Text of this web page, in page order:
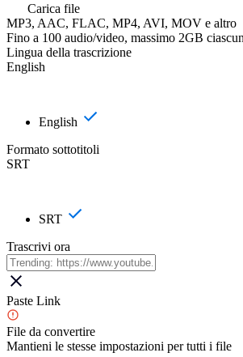
Carica file
MP3, AAC, FLAC, MP4, AVI, MOV e altro
Fino a 100 audio/video, massimo 2GB
Lingua della trascrizione
English
English
Formato sottotitoli
SRT
SRT
Trascrivi ora
Paste Link
File da convertire
Mantieni le stesse impostazioni per tutti i file